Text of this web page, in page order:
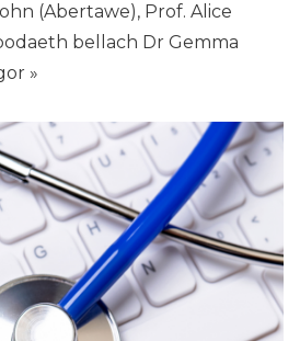
(Abertawe), Prof. Alice
bellach Dr Gemma
»